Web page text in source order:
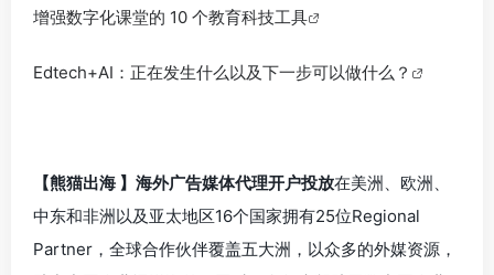
增强数字化课堂的 10 个教育科技工具
Edtech+AI：正在发生什么以及下一步可以做什么？
【熊猫出海 】海外广告媒体代理开户投放在美洲、欧洲、
中东和非洲以及亚太地区16个国家拥有25位Regional
Partner，全球合作伙伴覆盖五大洲，以众多的外媒资源，